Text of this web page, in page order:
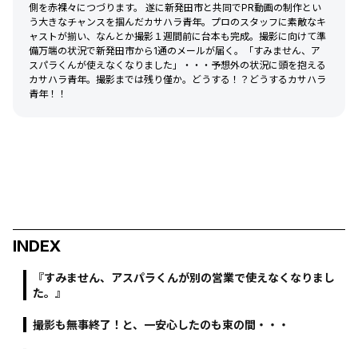
側を赤裸々につづります。 遂に新発田市と共同でPR動画の制作とい
う大きなチャンスを掴んだカサハラ青年。プロのスタッフに素敵なキ
ャストが揃い、なんとか撮影１週間前に台本も完成。撮影に向けて準
備万端の状況で新発田市から1通のメールが届く。「すみません、ア
スパラくんが使えなくなりました」・・・予想外の状況に頭を抱える
カサハラ青年。撮影までは残り僅か。どうする！？どうするカサハラ
青年！！
INDEX
『すみません、アスパラくんが別の営業で使えなくなりまし
た。』
撮影も無事終了！と、一安心したのも束の間・・・